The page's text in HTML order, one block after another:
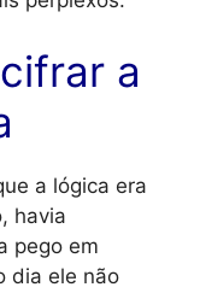
a
a lógica era
havia
pego em
dia ele não